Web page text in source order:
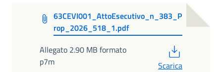
63CEVI001_AttoEsecutivo_n_383_P
rop_2026_518_1.pdf
Allegato 2.90 MB formato
p7m
Scarica